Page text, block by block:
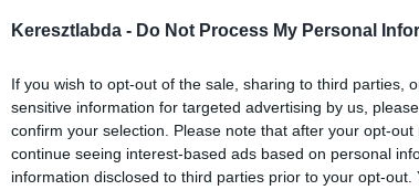
Keresztlabda - Do Not Process My Personal
If you wish to opt-out of the sale, sharing to third parties,
sensitive information for targeted advertising by us,
confirm your selection. Please note that after your opt-
continue seeing interest-based ads based on personal
information disclosed to third parties prior to your opt-